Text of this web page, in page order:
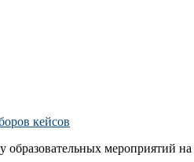
кейсов
образовательных мероприятий